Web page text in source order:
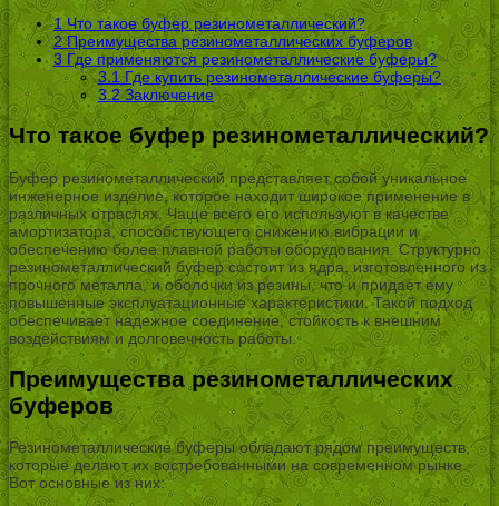
1Что такое буфер резинометаллический?
2Преимущества резинометаллических буферов
3 Где применяются резинометаллические буферы?
3.1Где купить резинометаллические буферы?
3.2Заключение
Что такое буфер резинометаллический?
Буфер резинометаллический представляет собой уникальное
инженерное изделие, которое находит широкое применение в
различных отраслях. Чаще всего его используют в качестве
амортизатора, способствующего снижению вибрации и
обеспечению более плавной работы оборудования. Структурно
резинометаллический буфер состоит из ядра, изготовленного из
прочного металла, и оболочки из резины, что и придает ему
повышенные эксплуатационные характеристики. Такой подход
обеспечивает надежное соединение, стойкость к внешним
воздействиям и долговечность работы.
Преимущества резинометаллических
буферов
Резинометаллические буферы обладают рядом преимуществ,
которые делают их востребованными на современном рынке.
Вот основные из них: